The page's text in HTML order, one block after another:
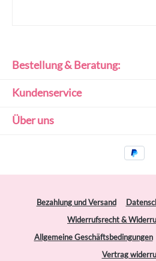
Bestellung & Beratung:
Kundenservice
Über uns
Bezahlung und Versand
Widerrufsrecht &
Allgemeine Geschäftsbedingungen
Vertrag